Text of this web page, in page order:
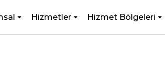
Hizmetler Hizmet Bölgeleri